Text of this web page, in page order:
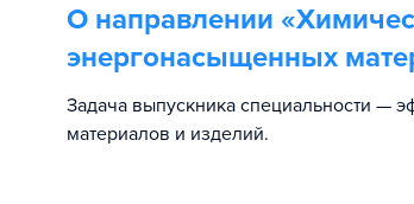
О направлении «
энергонасыщенных
Задача выпускника специальности —
материалов и изделий.